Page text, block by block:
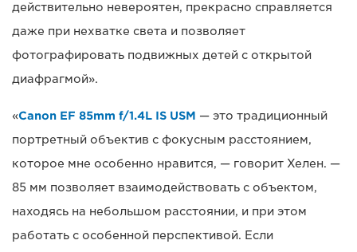
действительно невероятен, прекрасно справляется
даже при нехватке света и позволяет
фотографировать подвижных детей с открытой
диафрагмой».
«Canon EF 85mm f/1.4L IS USM — это традиционный
портретный объектив с фокусным расстоянием,
которое мне особенно нравится, — говорит Хелен. —
85 мм позволяет взаимодействовать с объектом,
находясь на небольшом расстоянии, и при этом
работать с особенной перспективой. Если